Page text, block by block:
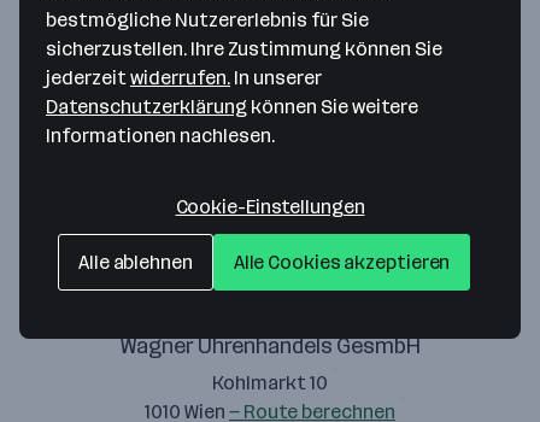
Bitte stimme unseren Cookie-
Richtlinien zu, um diese Karte
anzuzeigen.
Wagner Uhrenhandels GesmbH
Kohlmarkt 10
1010 Wien — Route berechnen
bestmögliche Nutzererlebnis für Sie
sicherzustellen. Ihre Zustimmung können Sie
jederzeitwiderrufen. In unserer
Datenschutzerklärung können Sie weitere
Informationen nachlesen.
Cookie-Einstellungen
Alle ablehnen Alle Cookies akzeptieren